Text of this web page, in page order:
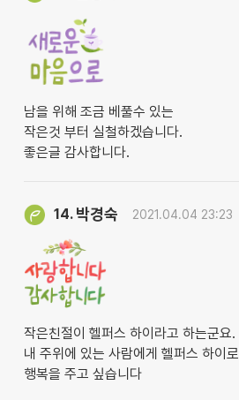
남을 위해 조금 베풀수 있는
작은것 부터 실철하겠습니다.
좋은글 감사합니다.
14. 박경숙 2021.04.04 23:23
작은친절이 헬퍼스 하이라고 하는군요.
내 주위에 있는 사람에게 헬퍼스 하이로
행복을 주고 싶습니다